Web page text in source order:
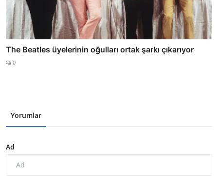
The Beatles üyelerinin oğulları ortak şarkı çıkarıyor
0
Yorumlar
Ad